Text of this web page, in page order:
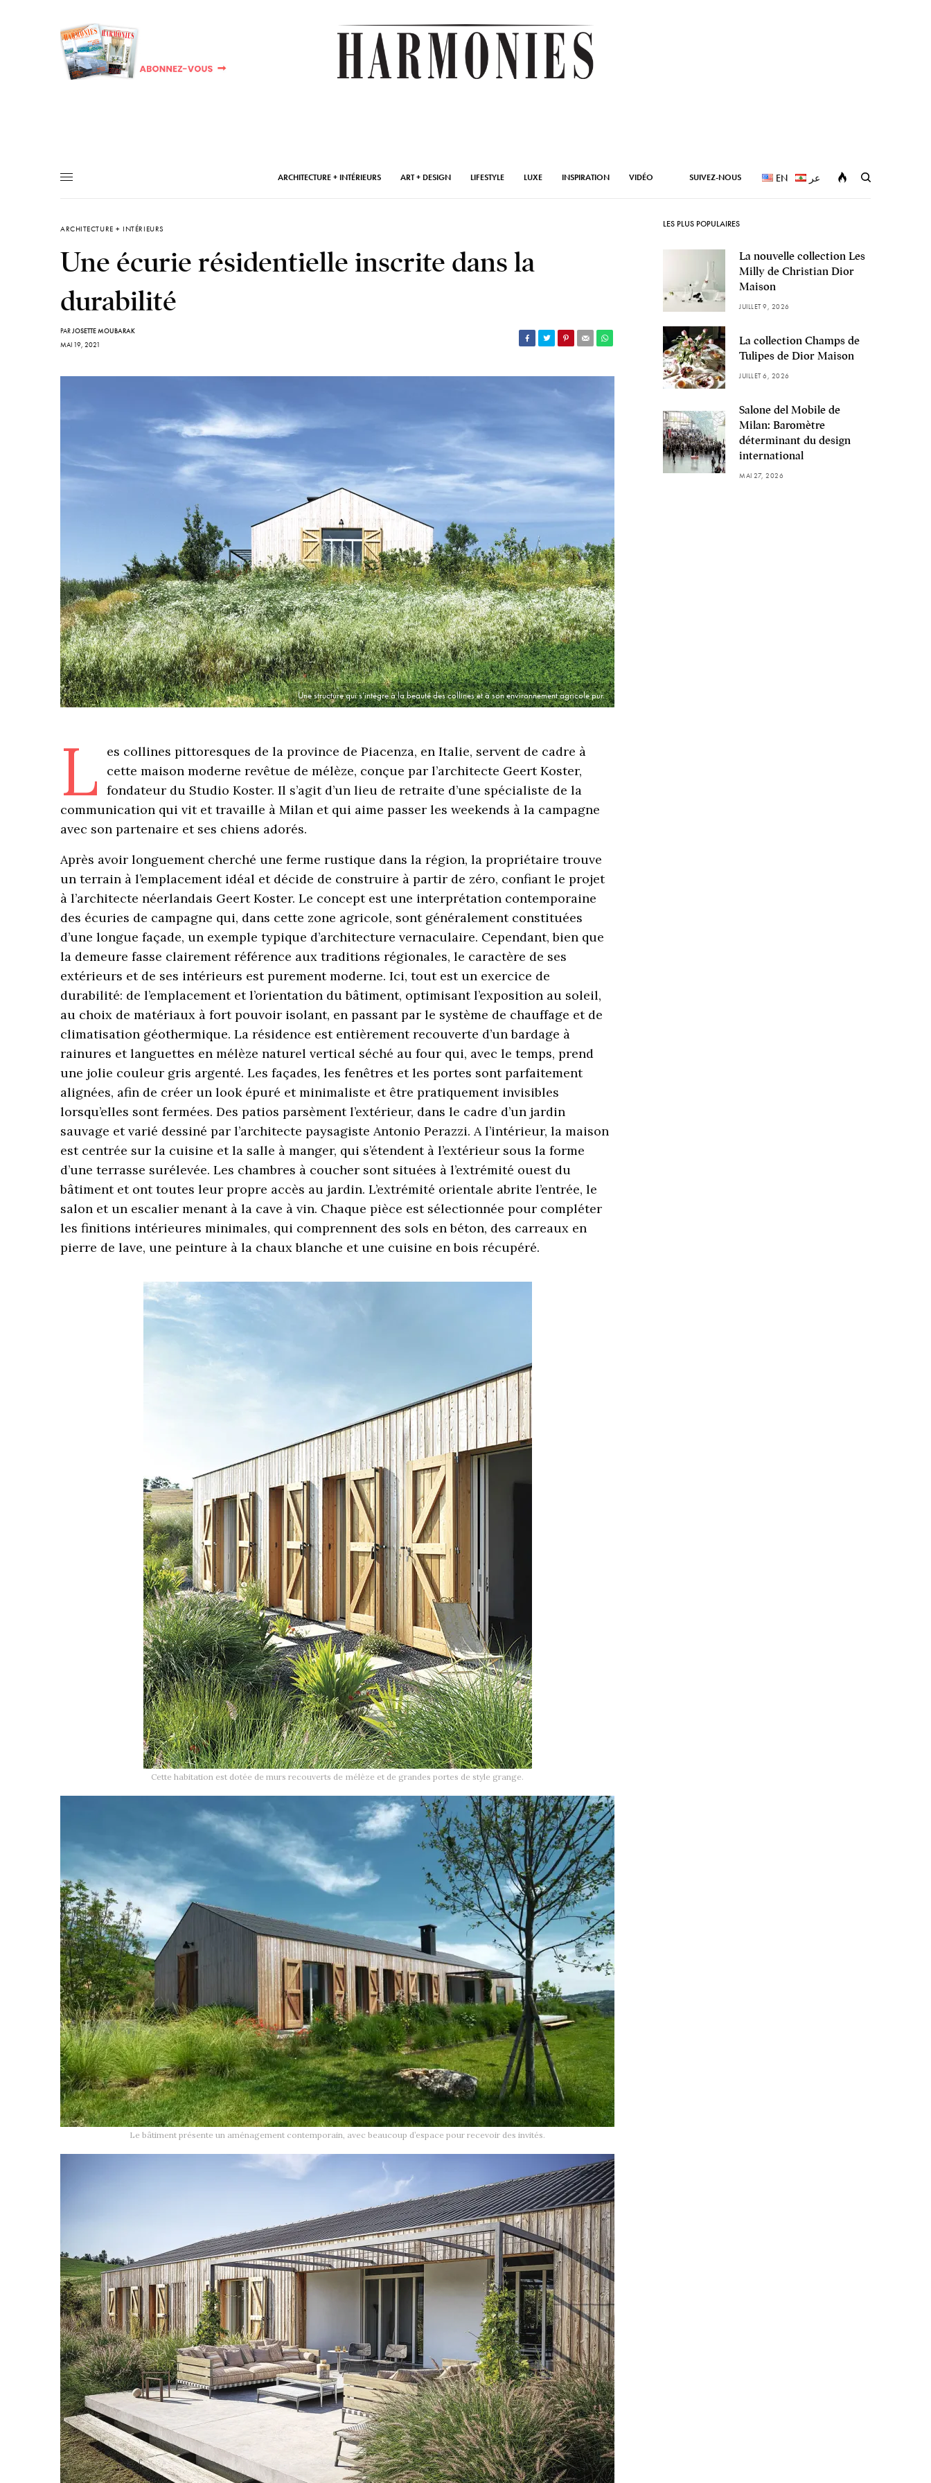
ARCHITECTURE + INTÉRIEURS ART + DESIGN LIFESTYLE LUXE INSPIRATION VIDÉO SUIVEZ-NOUS EN عر
ARCHITECTURE + INTÉRIEURS
Une écurie résidentielle inscrite dans la
durabilité
PARJOSETTE MOUBARAK
MAI 19, 2021
Une structure qui s’intègre à la beauté des collines et à son environnement agricole pur.
L
es collines pittoresques de la province de Piacenza, en Italie, servent de cadre à
cette maison moderne revêtue de mélèze, conçue par l’architecte Geert Koster,
fondateur du Studio Koster. Il s’agit d’un lieu de retraite d’une spécialiste de la
communication qui vit et travaille à Milan et qui aime passer les weekends à la campagne
avec son partenaire et ses chiens adorés.
Après avoir longuement cherché une ferme rustique dans la région, la propriétaire trouve
un terrain à l’emplacement idéal et décide de construire à partir de zéro, confiant le projet
à l’architecte néerlandais Geert Koster. Le concept est une interprétation contemporaine
des écuries de campagne qui, dans cette zone agricole, sont généralement constituées
d’une longue façade, un exemple typique d’architecture vernaculaire. Cependant, bien que
la demeure fasse clairement référence aux traditions régionales, le caractère de ses
extérieurs et de ses intérieurs est purement moderne. Ici, tout est un exercice de
durabilité: de l’emplacement et l’orientation du bâtiment, optimisant l’exposition au soleil,
au choix de matériaux à fort pouvoir isolant, en passant par le système de chauffage et de
climatisation géothermique. La résidence est entièrement recouverte d’un bardage à
rainures et languettes en mélèze naturel vertical séché au four qui, avec le temps, prend
une jolie couleur gris argenté. Les façades, les fenêtres et les portes sont parfaitement
alignées, afin de créer un look épuré et minimaliste et être pratiquement invisibles
lorsqu’elles sont fermées. Des patios parsèment l’extérieur, dans le cadre d’un jardin
sauvage et varié dessiné par l’architecte paysagiste Antonio Perazzi. A l’intérieur, la maison
est centrée sur la cuisine et la salle à manger, qui s’étendent à l’extérieur sous la forme
d’une terrasse surélevée. Les chambres à coucher sont situées à l’extrémité ouest du
bâtiment et ont toutes leur propre accès au jardin. L’extrémité orientale abrite l’entrée, le
salon et un escalier menant à la cave à vin. Chaque pièce est sélectionnée pour compléter
les finitions intérieures minimales, qui comprennent des sols en béton, des carreaux en
pierre de lave, une peinture à la chaux blanche et une cuisine en bois récupéré.
Cette habitation est dotée de murs recouverts de mélèze et de grandes portes de style grange.
Le bâtiment présente un aménagement contemporain, avec beaucoup d’espace pour recevoir des invités.
LES PLUS POPULAIRES
La nouvelle collection Les
Milly de Christian Dior
Maison
JUILLET 9, 2026
La collection Champs de
Tulipes de Dior Maison
JUILLET 6, 2026
Salone del Mobile de
Milan: Baromètre
déterminant du design
international
MAI 27, 2026